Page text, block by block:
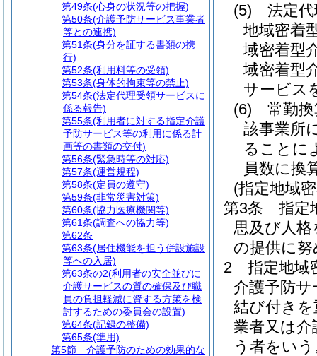
(5)
法定
地域密着
域密着型
域密着型
サービス
(6)
常勤
該事業所
ることに
員数に換
(指定地域
第3条
指定
思及び人
の提供に
2
指定地域
介護予防
結び付き
業者又は
う者をい
第49条(心身の状況等の把握)
第50条(介護予防サービス事業者
等との連携)
第51条(身分を証する書類の携
行)
第52条(利用料等の受領)
第53条(身体的拘束等の禁止)
第54条(法定代理受領サービスに
係る報告)
第55条(利用者に対する指定介護
予防サービス等の利用に係る計
画等の書類の交付)
第56条(緊急時等の対応)
第57条(運営規程)
第58条(定員の遵守)
第59条(非常災害対策)
第60条(協力医療機関等)
第61条(調査への協力等)
第62条
第63条(居住機能を担う併設施設
等への入居)
第63条の2(利用者の安全並びに
介護サービスの質の確保及び職
員の負担軽減に資する方策を検
討するための委員会の設置)
第64条(記録の整備)
第65条(準用)
第5節
介護予防のための効果的な